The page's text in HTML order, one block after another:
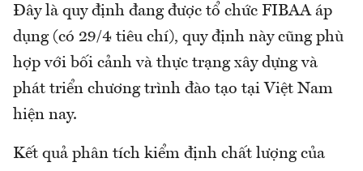
Đây là quy định đang được tổ chức FIBAA áp
dụng (có 29/4 tiêu chí), quy định này cũng phù
hợp với bối cảnh và thực trạng xây dựng và
phát triển chương trình đào tạo tại Việt Nam
hiện nay.
Kết quả phân tích kiểm định chất lượng của